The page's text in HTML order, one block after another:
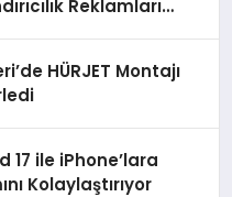
Reklamları
HÜRJET Montajı
17 ile iPhone’lara
Kolaylaştırıyor